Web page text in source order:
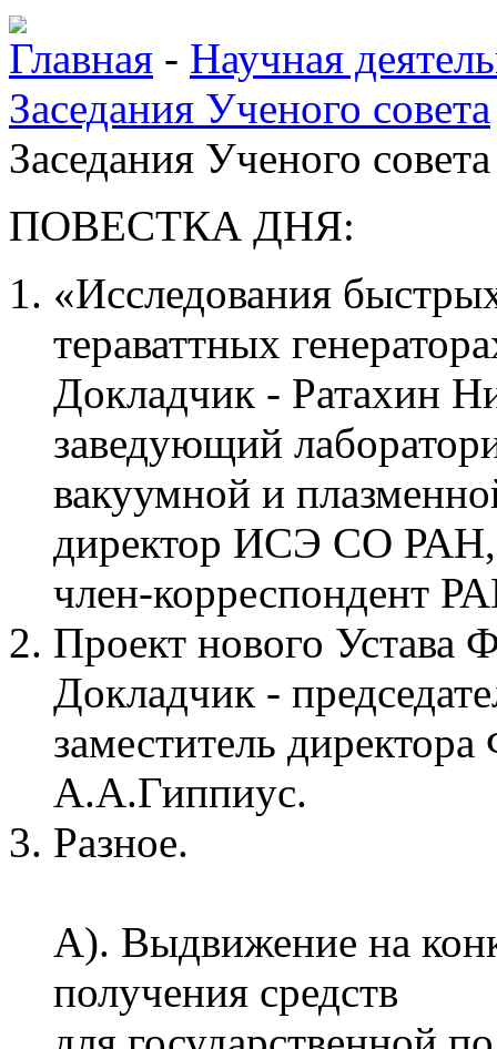
Главная - Научная
Заседания Ученого совета
Заседания Ученого
ПОВЕСТКА ДНЯ:
«Исследования
тераваттных
Докладчик - Ратахин
заведующий
вакуумной и
директор ИСЭ СО РАН,
член-корреспондент
Проект нового
Докладчик -
заместитель
А.А.Гиппиус.
Разное.
А). Выдвижение на
получения средств